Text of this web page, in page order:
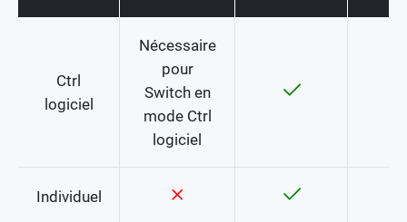
Ctrl
logiciel
Nécessaire
pour
Switch en
mode Ctrl
logiciel
Individuel